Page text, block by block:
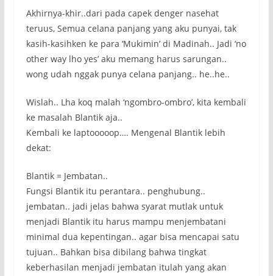
Akhirnya-khir..dari pada capek denger nasehat
teruus, Semua celana panjang yang aku punyai, tak
kasih-kasihken ke para ‘Mukimin’ di Madinah.. Jadi ‘no
other way lho yes’ aku memang harus sarungan..
wong udah nggak punya celana panjang.. he..he..
Wislah.. Lha koq malah ‘ngombro-ombro’, kita kembali
ke masalah Blantik aja..
Kembali ke laptooooop…. Mengenal Blantik lebih
dekat:
Blantik = Jembatan..
Fungsi Blantik itu perantara.. penghubung..
jembatan.. jadi jelas bahwa syarat mutlak untuk
menjadi Blantik itu harus mampu menjembatani
minimal dua kepentingan.. agar bisa mencapai satu
tujuan.. Bahkan bisa dibilang bahwa tingkat
keberhasilan menjadi jembatan itulah yang akan